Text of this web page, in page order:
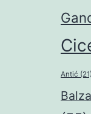
Antić (21)